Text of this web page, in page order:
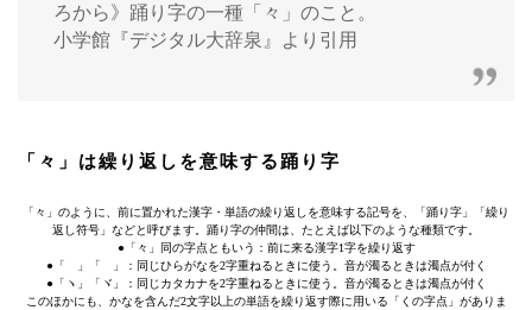
ろから》踊り字の一種「々」のこと。
小学館『デジタル大辞泉』より引用
「々」は繰り返しを意味する踊り字
「々」のように、前に置かれた漢字・単語の繰り返しを意味する記号を、「踊り字」「繰り
返し符号」などと呼びます。踊り字の仲間は、たとえば以下のような種類です。
●「々」同の字点ともいう：前に来る漢字1字を繰り返す
●「ゝ」「ゞ」：同じひらがなを2字重ねるときに使う。音が濁るときは濁点が付く
●「ヽ」「ヾ」：同じカタカナを2字重ねるときに使う。音が濁るときは濁点が付く
このほかにも、かなを含んだ2文字以上の単語を繰り返す際に用いる「くの字点」がありま